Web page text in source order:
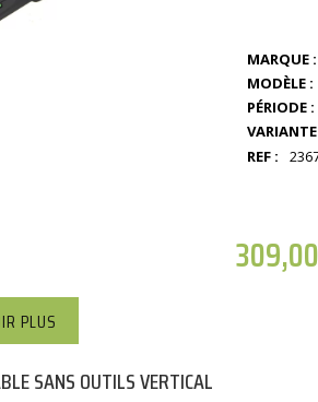
PLUS
MARQUE :
MODÈLE :
PÉRIODE :
REF :
309,00
SANS OUTILS VERTICAL